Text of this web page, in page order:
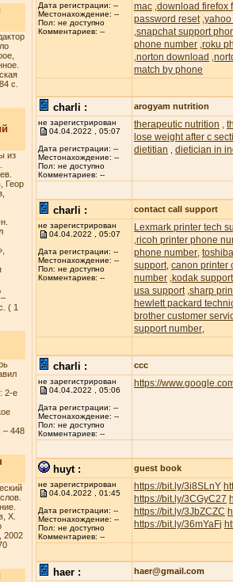
с.
из
Геор
( 1
2-е
– 448
Х.
2002
Дата регистрации: --
Местонахождение: --
Пол: не доступно
Комментариев: --
mac download firefox
password reset yahoo
snapchat support
phone number roku
norton download
match by phone
charli : arogyam nutrition
не зарегистрирован
04.04.2022 , 05:07
Дата регистрации: --
Местонахождение: --
Пол: не доступно
Комментариев: --
therapeutic nutrition
lose weight after c
dietitian
dietician in
charli : contact call support
не зарегистрирован
04.04.2022 , 05:07
Дата регистрации: --
Местонахождение: --
Пол: не доступно
Комментариев: --
Lexmark printer tech
ricoh printer phone
phone number
support canon printer
number kodak
usa support sharp
hewlett packard
brother customer
support number
charli : ccc
не зарегистрирован
04.04.2022 , 05:06
Дата регистрации: --
Местонахождение: --
Пол: не доступно
Комментариев: --
https://
huyt : guest book
не зарегистрирован
04.04.2022 , 01:45
Дата регистрации: --
Местонахождение: --
Пол: не доступно
Комментариев: --
https://bit.ly/3i8SLnY
https://bit.ly/3CGyC27
https://bit.ly/3JbZCZC
https://bit.ly/36mYaFj
haer : haer@gmail.com